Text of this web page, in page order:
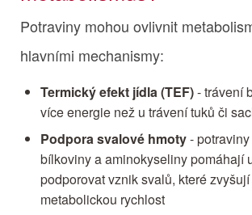
Potraviny mohou ovlivnit
hlavními mechanismy:
Termický efekt jídla (TEF)- trávení
více energie než u trávení tuků či
Podpora svalové hmoty-
bílkoviny a aminokyseliny pomáhají
podporovat vznik svalů, které
metabolickou rychlost